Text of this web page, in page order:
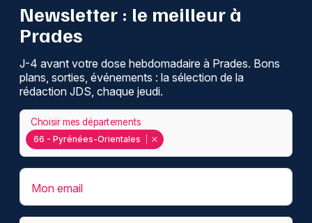
Newsletter : le meilleur à
Prades
J-4 avant votre dose hebdomadaire à Prades. Bons
plans, sorties, événements : la sélection de la
rédaction JDS, chaque jeudi.
66 - Pyrénées-Orientales
Choisir mes départements
Mon email